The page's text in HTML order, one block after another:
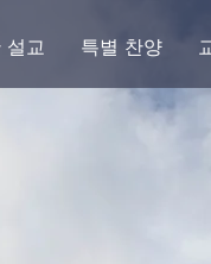
설교 특별 찬양